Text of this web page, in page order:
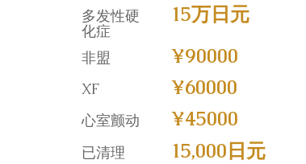
多发性硬
化症
非盟
XF
心室颤动
15万日元
¥90000
¥60000
¥45000
已清理 15,000日元